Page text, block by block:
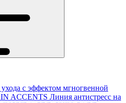
с эффектом мгногвенной
ACCENTS Линия антистресс на